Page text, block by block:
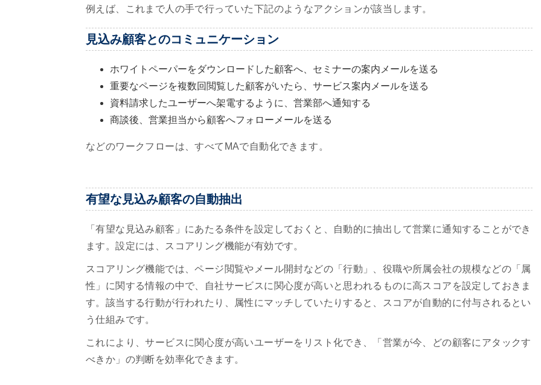
例えば、これまで人の手で行っていた下記のようなアクションが該当します。
見込み顧客とのコミュニケーション
ホワイトペーパーをダウンロードした顧客へ、セミナーの案内メールを送る
重要なページを複数回閲覧した顧客がいたら、サービス案内メールを送る
資料請求したユーザーへ架電するように、営業部へ通知する
商談後、営業担当から顧客へフォローメールを送る
などのワークフローは、すべてMAで自動化できます。
有望な見込み顧客の自動抽出
「有望な見込み顧客」にあたる条件を設定しておくと、自動的に抽出して営業に通知することができ
ます。設定には、スコアリング機能が有効です。
スコアリング機能では、ページ閲覧やメール開封などの「行動」、役職や所属会社の規模などの「属
性」に関する情報の中で、自社サービスに関心度が高いと思われるものに高スコアを設定しておきま
す。該当する行動が行われたり、属性にマッチしていたりすると、スコアが自動的に付与されるとい
う仕組みです。
これにより、サービスに関心度が高いユーザーをリスト化でき、「営業が今、どの顧客にアタックす
べきか」の判断を効率化できます。